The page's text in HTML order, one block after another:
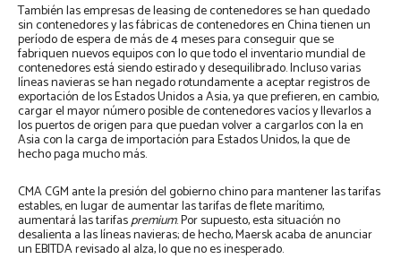
También las empresas de leasing de contenedores se han quedado
sin contenedores y las fábricas de contenedores en China tienen un
período de espera de más de 4 meses para conseguir que se
fabriquen nuevos equipos con lo que todo el inventario mundial de
contenedores está siendo estirado y desequilibrado. Incluso varias
líneas navieras se han negado rotundamente a aceptar registros de
exportación de los Estados Unidos a Asia, ya que prefieren, en cambio,
cargar el mayor número posible de contenedores vacíos y llevarlos a
los puertos de origen para que puedan volver a cargarlos con la en
Asia con la carga de importación para Estados Unidos, la que de
hecho paga mucho más.
CMA CGM ante la presión del gobierno chino para mantener las tarifas
estables, en lugar de aumentar las tarifas de flete marítimo,
aumentará las tarifaspremium. Por supuesto, esta situación no
desalienta a las líneas navieras; de hecho, Maersk acaba de anunciar
un EBITDA revisado al alza, lo que no es inesperado.